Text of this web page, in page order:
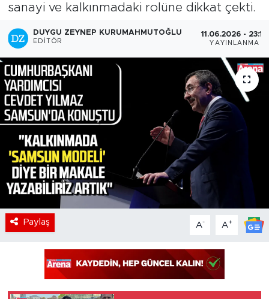
sanayi ve kalkınmadaki rolüne dikkat çekti.
DUYGU ZEYNEP KURUMAHMUTOĞLU
EDITÖR
11.06.2026 - 23:14
YAYINLANMA
Paylaş A- A+